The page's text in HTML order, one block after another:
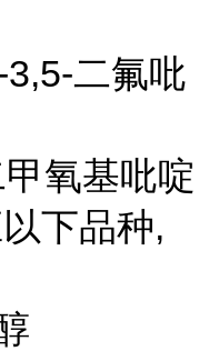
二氟吡
氧基吡啶
下品种,